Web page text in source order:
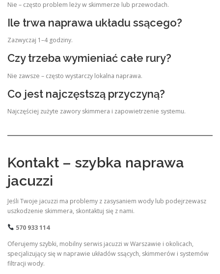
Nie – często problem leży w skimmerze lub przewodach.
Ile trwa naprawa układu ssącego?
Zazwyczaj 1–4 godziny.
Czy trzeba wymieniać całe rury?
Nie zawsze – często wystarczy lokalna naprawa.
Co jest najczęstszą przyczyną?
Najczęściej zużyte zawory skimmera i zapowietrzenie systemu.
Kontakt – szybka naprawa
jacuzzi
Jeśli Twoje jacuzzi ma problemy z zasysaniem wody lub podejrzewasz
uszkodzenie skimmera, skontaktuj się z nami.
570 933 114
Oferujemy szybki, mobilny serwis jacuzzi w Warszawie i okolicach,
specjalizujący się w naprawie układów ssących, skimmerów i systemów
filtracji wody.